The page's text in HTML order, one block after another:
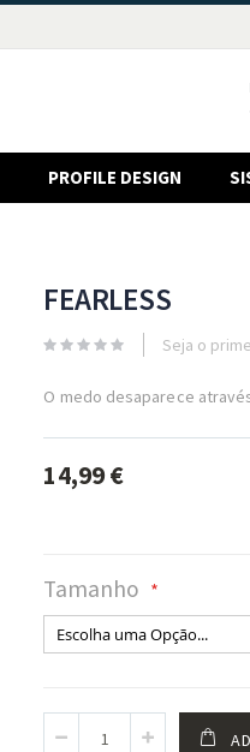
PROFILE DESIGN
FEARLESS
Seja o
O medo desaparece
14,99 €
Tamanho